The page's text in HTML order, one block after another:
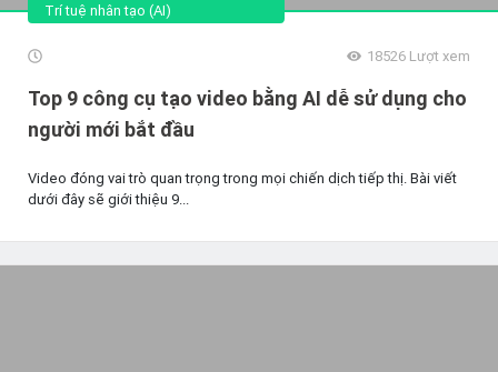
Trí tuệ nhân tạo (AI)
18526 Lượt xem
Top 9 công cụ tạo video bằng AI dễ sử dụng cho
người mới bắt đầu
Video đóng vai trò quan trọng trong mọi chiến dịch tiếp thị. Bài viết
dưới đây sẽ giới thiệu 9...